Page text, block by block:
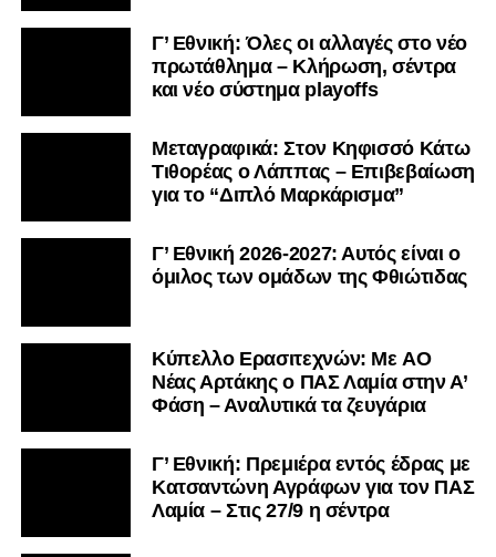
Γ’ Εθνική: Όλες οι αλλαγές στο νέο
πρωτάθλημα – Κλήρωση, σέντρα
και νέο σύστημα playoffs
Μεταγραφικά: Στον Κηφισσό Κάτω
Τιθορέας ο Λάππας – Επιβεβαίωση
για το “Διπλό Μαρκάρισμα”
Γ’ Εθνική 2026-2027: Αυτός είναι ο
όμιλος των ομάδων της Φθιώτιδας
Kύπελλο Ερασιτεχνών: Με AO
Nέας Αρτάκης ο ΠΑΣ Λαμία στην Α’
Φάση – Αναλυτικά τα ζευγάρια
Γ’ Εθνική: Πρεμιέρα εντός έδρας με
Κατσαντώνη Αγράφων για τον ΠΑΣ
Λαμία – Στις 27/9 η σέντρα